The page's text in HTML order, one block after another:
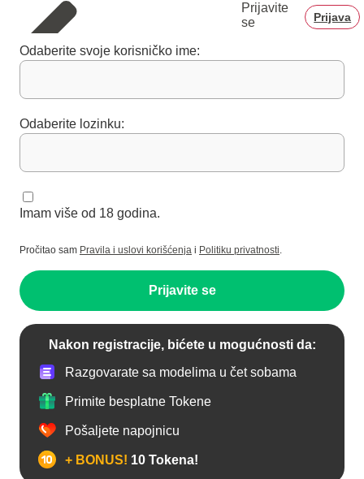
Prijavite
se
Prijava
Odaberite svoje korisničko ime:
Odaberite lozinku:
Imam više od 18 godina.
Pročitao sam Pravila i uslovi korišćenja i Politiku privatnosti.
Prijavite se
Nakon registracije, bićete u mogućnosti da:
Razgovarate sa modelima u čet sobama
Primite besplatne Tokene
Pošaljete napojnicu
+ BONUS! 10 Tokena!